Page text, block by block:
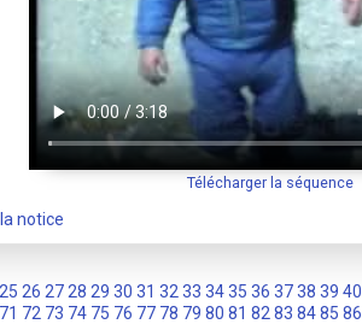
Télécharger la séquence
notice
25 26 27 28 29 30 31 32 33 34 35 36 37 38 39 40
71 72 73 74 75 76 77 78 79 80 81 82 83 84 85 86